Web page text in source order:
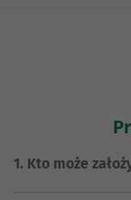
1. Kto może